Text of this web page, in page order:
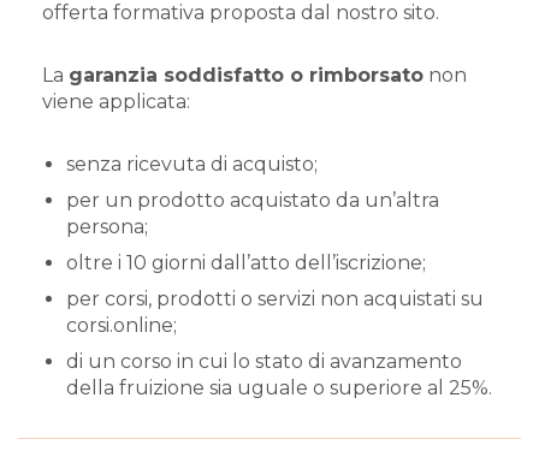
offerta formativa proposta dal nostro sito.
La garanzia soddisfatto o rimborsato non
viene applicata:
senza ricevuta di acquisto;
per un prodotto acquistato da un’altra
persona;
oltre i 10 giorni dall’atto dell’iscrizione;
per corsi, prodotti o servizi non acquistati su
corsi.online;
di un corso in cui lo stato di avanzamento
della fruizione sia uguale o superiore al 25%.